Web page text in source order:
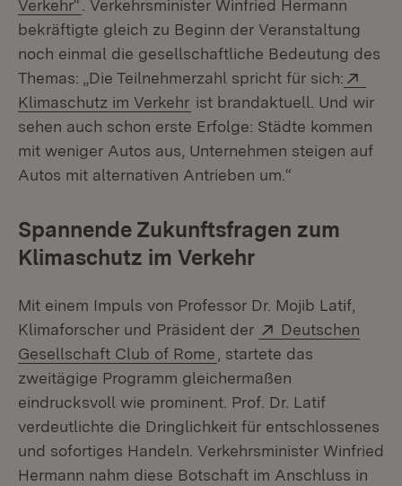
Verkehr“ . Verkehrsminister Winfried Hermann
bekräftigte gleich zu Beginn der Veranstaltung
noch einmal die gesellschaftliche Bedeutung des
Themas: „Die Teilnehmerzahl spricht für sich:
Klimaschutz im Verkehr (Öffnet in neuem Fenster)
ist brandaktuell. Und wir
sehen auch schon erste Erfolge: Städte kommen
mit weniger Autos aus, Unternehmen steigen auf
Autos mit alternativen Antrieben um.“
Spannende Zukunftsfragen zum
Klimaschutz im Verkehr
Mit einem Impuls von Professor Dr. Mojib Latif,
Klimaforscher und Präsident der
Extern:
Deutschen
Gesellschaft Club of Rome (Öffnet in neuem
, startete das
zweitägige Programm gleichermaßen
eindrucksvoll wie prominent. Prof. Dr. Latif
verdeutlichte die Dringlichkeit für entschlossenes
und sofortiges Handeln. Verkehrsminister Winfried
Hermann nahm diese Botschaft im Anschluss in